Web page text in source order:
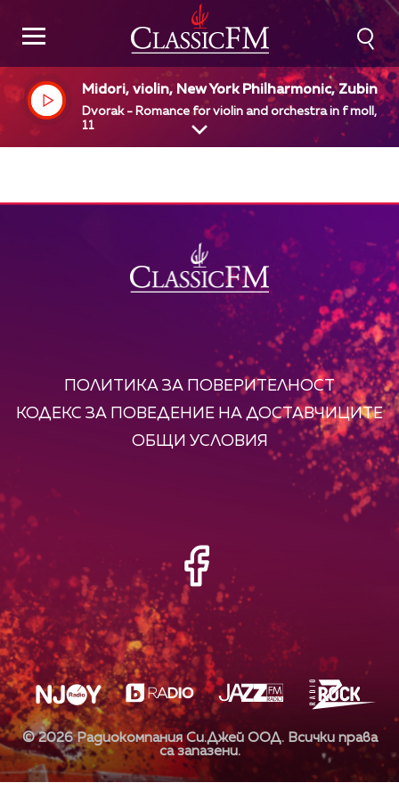
Midori, violin, New York Philharmonic, Zubin
hta, dir
Dvorak - Romance for violin and orchestra in f moll, op
11
ПОЛИТИКА ЗА ПОВЕРИТЕЛНОСТ
КОДЕКС ЗА ПОВЕДЕНИЕ НА ДОСТАВЧИЦИТЕ
ОБЩИ УСЛОВИЯ
©2026Радиокомпания Си.Джей ООД. Всички права
са запазени.